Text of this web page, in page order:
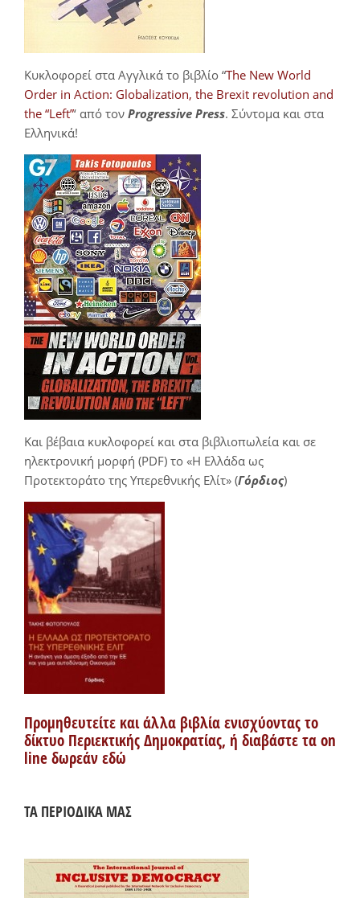
Κυκλοφορεί στα Αγγλικά το βιβλίο “The New World
Order in Action: Globalization, the Brexit revolution and
the “Left”‘ από τον Progressive Press. Σύντομα και στα
Ελληνικά!
Και βέβαια κυκλοφορεί και στα βιβλιοπωλεία και σε
ηλεκτρονική μορφή (PDF) το «Η Ελλάδα ως
Προτεκτοράτο της Υπερεθνικής Ελίτ» (Γόρδιος)
Προμηθευτείτε και άλλα βιβλία ενισχύοντας το
δίκτυο Περιεκτικής Δημοκρατίας, ή διαβάστε τα on
line δωρεάν εδώ
ΤΑ ΠΕΡΙΟΔΙΚΑ ΜΑΣ